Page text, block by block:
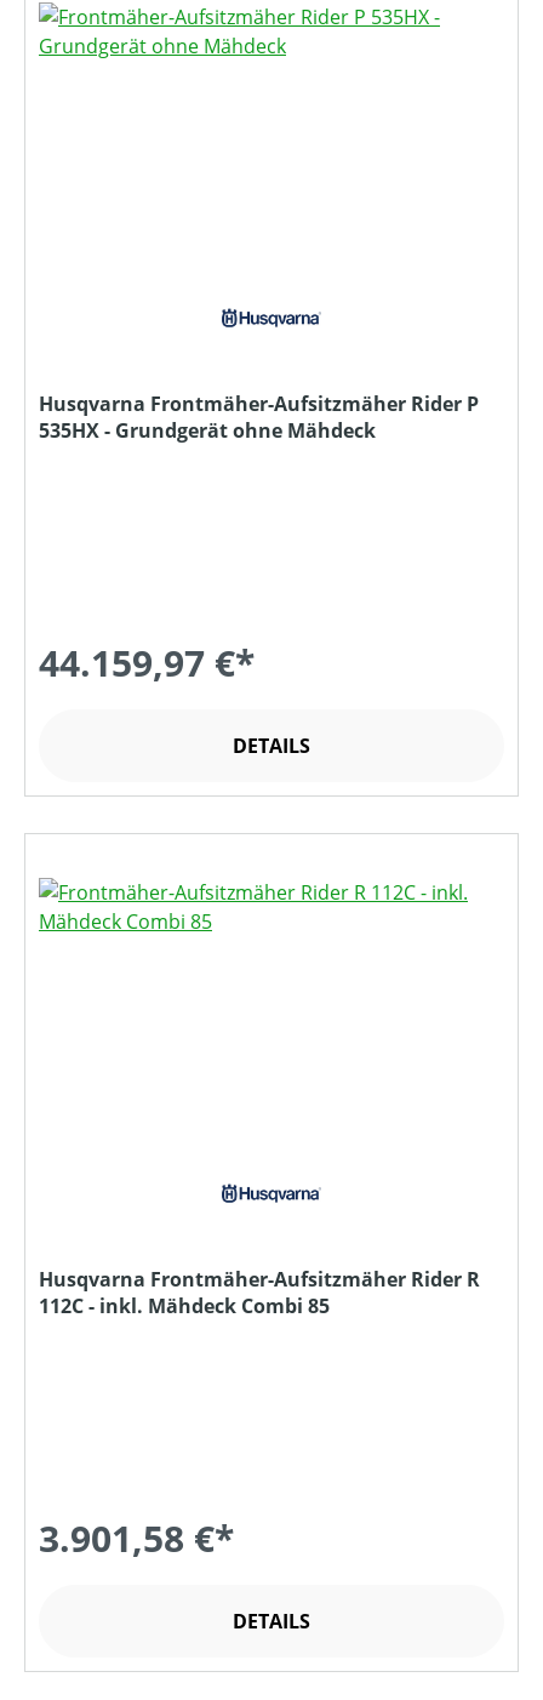
Husqvarna Frontmäher-Aufsitzmäher Rider P
535HX - Grundgerät ohne Mähdeck
44.159,97 €*
DETAILS
Husqvarna Frontmäher-Aufsitzmäher Rider R
112C - inkl. Mähdeck Combi 85
3.901,58 €*
DETAILS